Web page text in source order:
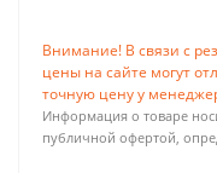
Внимание! В связи с
цены на сайте могут
точную цену у
Информация о товаре
публичной офертой,